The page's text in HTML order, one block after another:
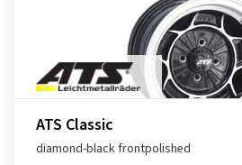
ATS Classic
diamond-black frontpolished